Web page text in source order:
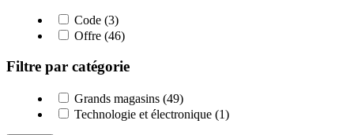
Code (3)
Offre (46)
Filtre par catégorie
Grands magasins (49)
Technologie et électronique (1)